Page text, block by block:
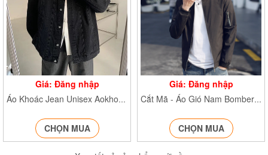
Giá: Đăng nhập
Áo Khoác Jean Unisex Aokhoacjeannam236
CHỌN MUA
Giá: Đăng nhập
Cắt Mã - Áo Gió Nam Bomber 2 Lớp - P3/K7
CHỌN MUA